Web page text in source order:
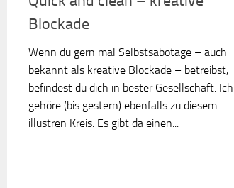
Blockade
Wenn du gern mal Selbstsabotage – auch
bekannt als kreative Blockade – betreibst,
befindest du dich in bester Gesellschaft. Ich
gehöre (bis gestern) ebenfalls zu diesem
illustren Kreis: Es gibt da einen...